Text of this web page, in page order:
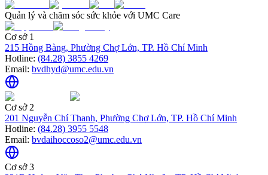
Quản lý và chăm sóc sức khỏe với UMC Care
Cơ sở 1
215 Hồng Bàng, Phường Chợ Lớn, TP. Hồ Chí Minh
Hotline: (84.28) 3855 4269
Email: bvdhyd@umc.edu.vn
Cơ sở 2
201 Nguyễn Chí Thanh, Phường Chợ Lớn, TP. Hồ Chí Minh
Hotline: (84.28) 3955 5548
Email: bvdaihoccoso2@umc.edu.vn
Cơ sở 3